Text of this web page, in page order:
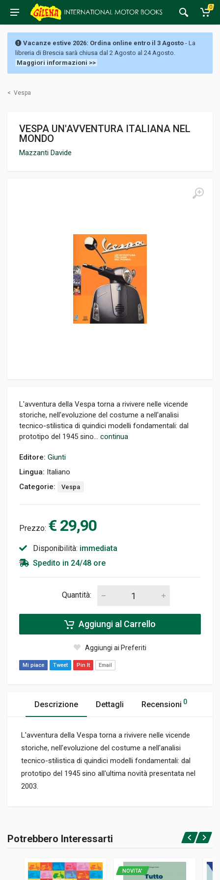
0
Vacanze estive 2026: Ordina online entro il 3 Agosto - La
libreria di Brescia sarà chiusa dal 2 Agosto al 24 Agosto.
Maggiori informazioni >>
< Vespa
VESPA UN'AVVENTURA ITALIANA NEL
MONDO
Mazzanti Davide
L'avventura della Vespa torna a rivivere nelle vicende
storiche, nell'evoluzione del costume a nell'analisi
tecnico-stilistica di quindici modelli fondamentali: dal
prototipo del 1945 sino... continua
Editore: Giunti
Lingua: Italiano
Categorie:
Vespa
Prezzo: € 29,90
Disponibilità: immediata
Spedito in 24/48 ore
Quantità:
Aggiungi al Carrello
Aggiungi ai Preferiti
Mi piace Tweet Pin It Email
Descrizione Dettagli Recensioni 0
L'avventura della Vespa torna a rivivere nelle vicende
storiche, nell'evoluzione del costume a nell'analisi
tecnico-stilistica di quindici modelli fondamentali: dal
prototipo del 1945 sino all'ultima novità presentata nel
2003.
Brossura
Accedi o registrati
Potrebbero Interessarti
NOVITA'